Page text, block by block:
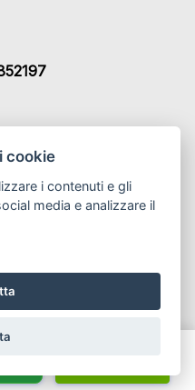
cookie
i contenuti e gli
media e analizzare il
- 19:00
(2025)